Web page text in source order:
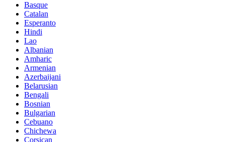
Basque
Catalan
Esperanto
Hindi
Lao
Albanian
Amharic
Armenian
Azerbaijani
Belarusian
Bengali
Bosnian
Bulgarian
Cebuano
Chichewa
Corsican